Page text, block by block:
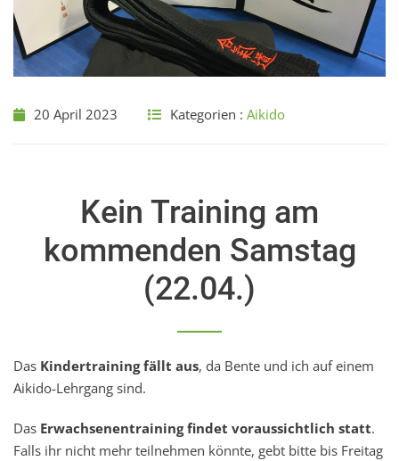
20 April 2023 Kategorien : Aikido
Kein Training am
kommenden Samstag
(22.04.)
Das Kindertraining fällt aus, da Bente und ich auf einem
Aikido-Lehrgang sind.
Das Erwachsenentraining findet voraussichtlich statt.
Falls ihr nicht mehr teilnehmen könnte, gebt bitte bis Freitag